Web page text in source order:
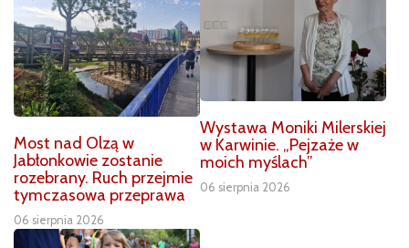
Most nad Olzą w
Jabłonkowie zostanie
rozebrany. Ruch przejmie
tymczasowa przeprawa
06 sierpnia 2026
Wystawa Moniki Milerskiej
w Karwinie. „Pejzaże w
moich myślach”
06 sierpnia 2026